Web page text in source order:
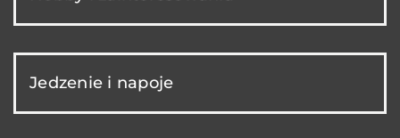
Jedzenie i napoje